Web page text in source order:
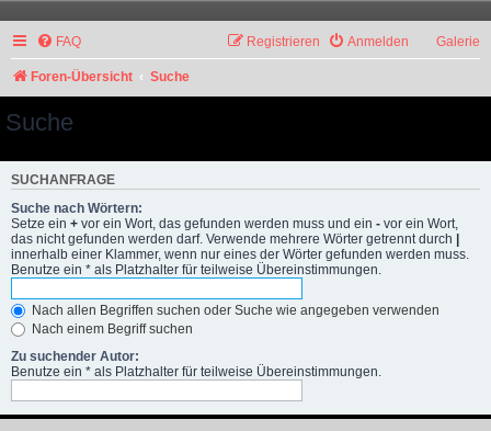
Galerie
FAQ Anmelden
Registrieren
Foren-Übersicht Suche
Suche
SUCHANFRAGE
Suche nach Wörtern:
Setze ein + vor ein Wort, das gefunden werden muss und ein - vor ein Wort,
das nicht gefunden werden darf. Verwende mehrere Wörter getrennt durch |
innerhalb einer Klammer, wenn nur eines der Wörter gefunden werden muss.
Benutze ein * als Platzhalter für teilweise Übereinstimmungen.
Nach allen Begriffen suchen oder Suche wie angegeben verwenden
Nach einem Begriff suchen
Zu suchender Autor:
Benutze ein * als Platzhalter für teilweise Übereinstimmungen.